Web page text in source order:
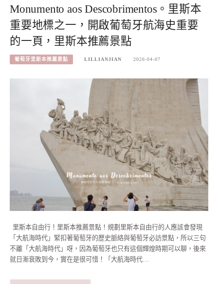
Monumento aos Descobrimentos。里斯本
重要地標之一，開啟葡萄牙航海史重要
的一頁，里斯本推薦景點
葡萄牙里斯本推薦景點 LILLIANJIAN 2026-04-07
里斯本自由行！里斯本推薦景點！規劃里斯本自由行的人應該會發現
「大航海時代」緊扣著葡萄牙的歷史脈絡與葡萄牙必訪景點，所以三句
不離「大航海時代」呀，因為葡萄牙也只有這個輝煌時期可以聊，後來
就日漸衰敗到今，實在是很可惜！「大航海時代…